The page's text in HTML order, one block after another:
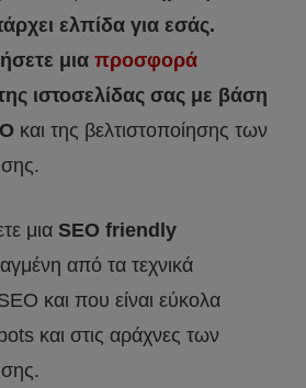
ελπίδα για εσάς.
μια προσφορά
ιστοσελίδας σας με βάση
και της βελτιστοποίησης των
μια SEO friendly
από τα τεχνικά
και που είναι εύκολα
και στις αράχνες των